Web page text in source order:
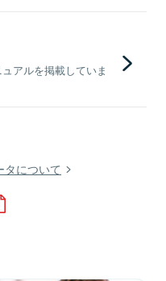
アルを掲載していま
について